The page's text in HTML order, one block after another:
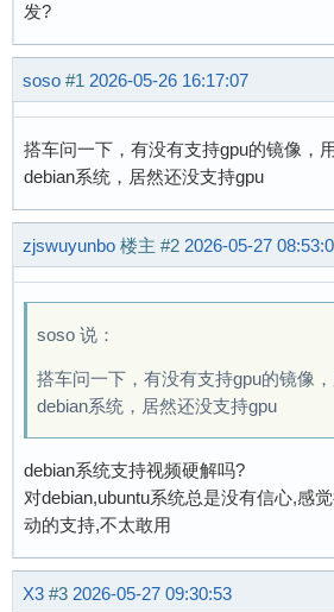
发?
soso #1 2026-05-26 16:17:07
搭车问一下，有没有支持gpu的镜像，
debian系统，居然还没支持gpu
zjswuyunbo 楼主 #2 2026-05-27
soso 说：
搭车问一下，有没有支持gpu的镜像，
debian系统，居然还没支持gpu
debian系统支持视频硬解吗?
对debian,ubuntu系统总是没有信心,感
动的支持,不太敢用
X3 #3 2026-05-27 09:30:53